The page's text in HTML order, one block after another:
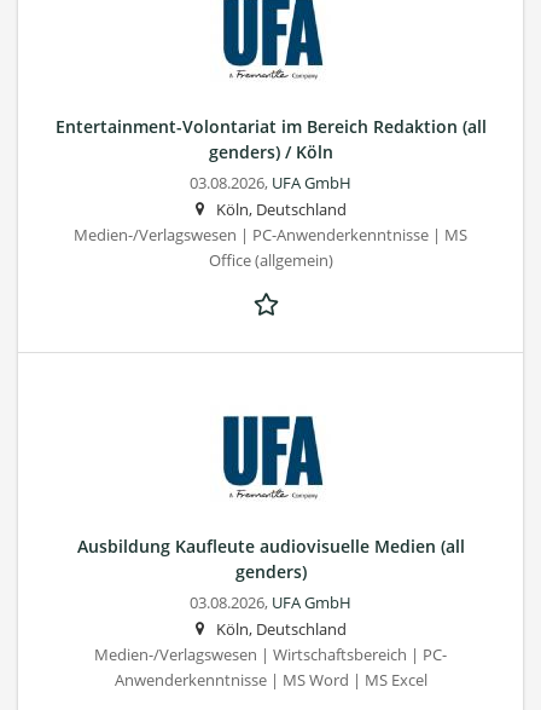
Entertainment-Volontariat im Bereich Redaktion (all
genders) / Köln
03.08.2026, UFA GmbH
Köln, Deutschland
Medien-/Verlagswesen | PC-Anwenderkenntnisse | MS
Office (allgemein)
Ausbildung Kaufleute audiovisuelle Medien (all
genders)
03.08.2026, UFA GmbH
Köln, Deutschland
Medien-/Verlagswesen | Wirtschaftsbereich | PC-
Anwenderkenntnisse | MS Word | MS Excel